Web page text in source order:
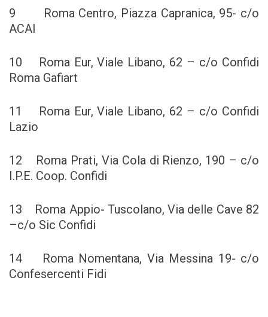
9 Roma Centro, Piazza Capranica, 95- c/o
ACAI
10 Roma Eur, Viale Libano, 62 – c/o Confidi
Roma Gafiart
11 Roma Eur, Viale Libano, 62 – c/o Confidi
Lazio
12 Roma Prati, Via Cola di Rienzo, 190 – c/o
I.P.E. Coop. Confidi
13 Roma Appio- Tuscolano, Via delle Cave 82
–c/o Sic Confidi
14 Roma Nomentana, Via Messina 19- c/o
Confesercenti Fidi